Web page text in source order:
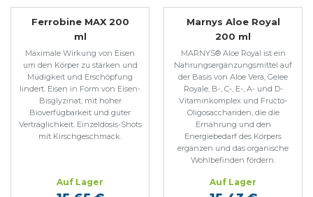
Ferrobine MAX 200
ml
Maximale Wirkung von Eisen
um den Körper zu stärken und
Müdigkeit und Erschöpfung
lindert. Eisen in Form von Eisen-
Bisglyzinat, mit hoher
Bioverfügbarkeit und guter
Verträglichkeit. Einzeldosis-Shots
mit Kirschgeschmack.
Auf Lager
Marnys Aloe Royal
200 ml
MARNYS® Aloe Royal ist ein
Nahrungsergänzungsmittel auf
der Basis von Aloe Vera, Gelee
Royale, B-, C-, E-, A- und D-
Vitaminkomplex und Fructo-
Oligosacchariden, die die
Ernährung und den
Energiebedarf des Körpers
ergänzen und das organische
Wohlbefinden fördern.
Auf Lager